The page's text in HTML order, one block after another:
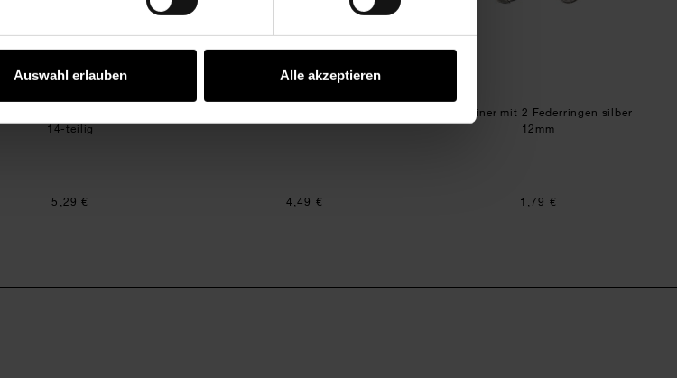
Auswahl erlauben Alle akzeptieren
14-teilig
5,29 € 4,49 €
Karabiner mit 2 Federringen silber
12mm
1,79 €